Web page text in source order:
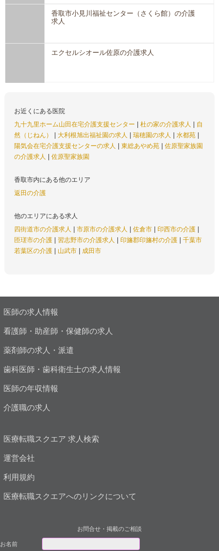
香取市小見川福祉センター（さくら館）の介護
求人
エクセルシオール佐原の介護求人
お近くにある医院
九十九里ホーム山田在宅介護支援センター
杜の家の介護求人
自
然（じねん）
大利根旭出福祉園の求人 瑞穂園の求人 水都苑
陽気会在宅介護支援センターの求人
東総あやめ苑
佐原聖家族園
の介護求人
佐原聖家族園
香取市内にある他のエリア
返田の介護
他のエリアにある求人
四街道市の介護求人
市原市の介護求人 佐倉市 印西市の介護
匝瑳市の介護
習志野市の介護求人 印旛郡印旛村の介護
千葉市
若葉区の介護
山武市 成田市
医師の求人情報
看護師・助産師・保健師の求人
薬剤師の求人・派遣
歯科医師・歯科衛生士の求人情報
医師の年収情報
介護職の求人
医療転職スクエア 求人検索
運営会社
利用規約
医療転職スクエアへのリンクについて
お問合せ・掲載のご相談
お名前